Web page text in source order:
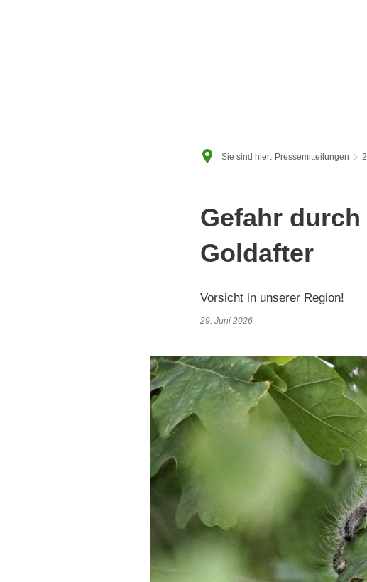
Sie sind hier: Pressemitteilungen
Gefahr
Goldafter
Vorsicht in unserer Region!
29. Juni 2026